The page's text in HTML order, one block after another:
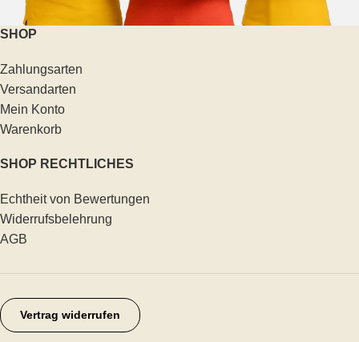
SHOP
Zahlungsarten
Versandarten
Mein Konto
Warenkorb
SHOP RECHTLICHES
Echtheit von Bewertungen
Widerrufsbelehrung
AGB
Vertrag widerrufen